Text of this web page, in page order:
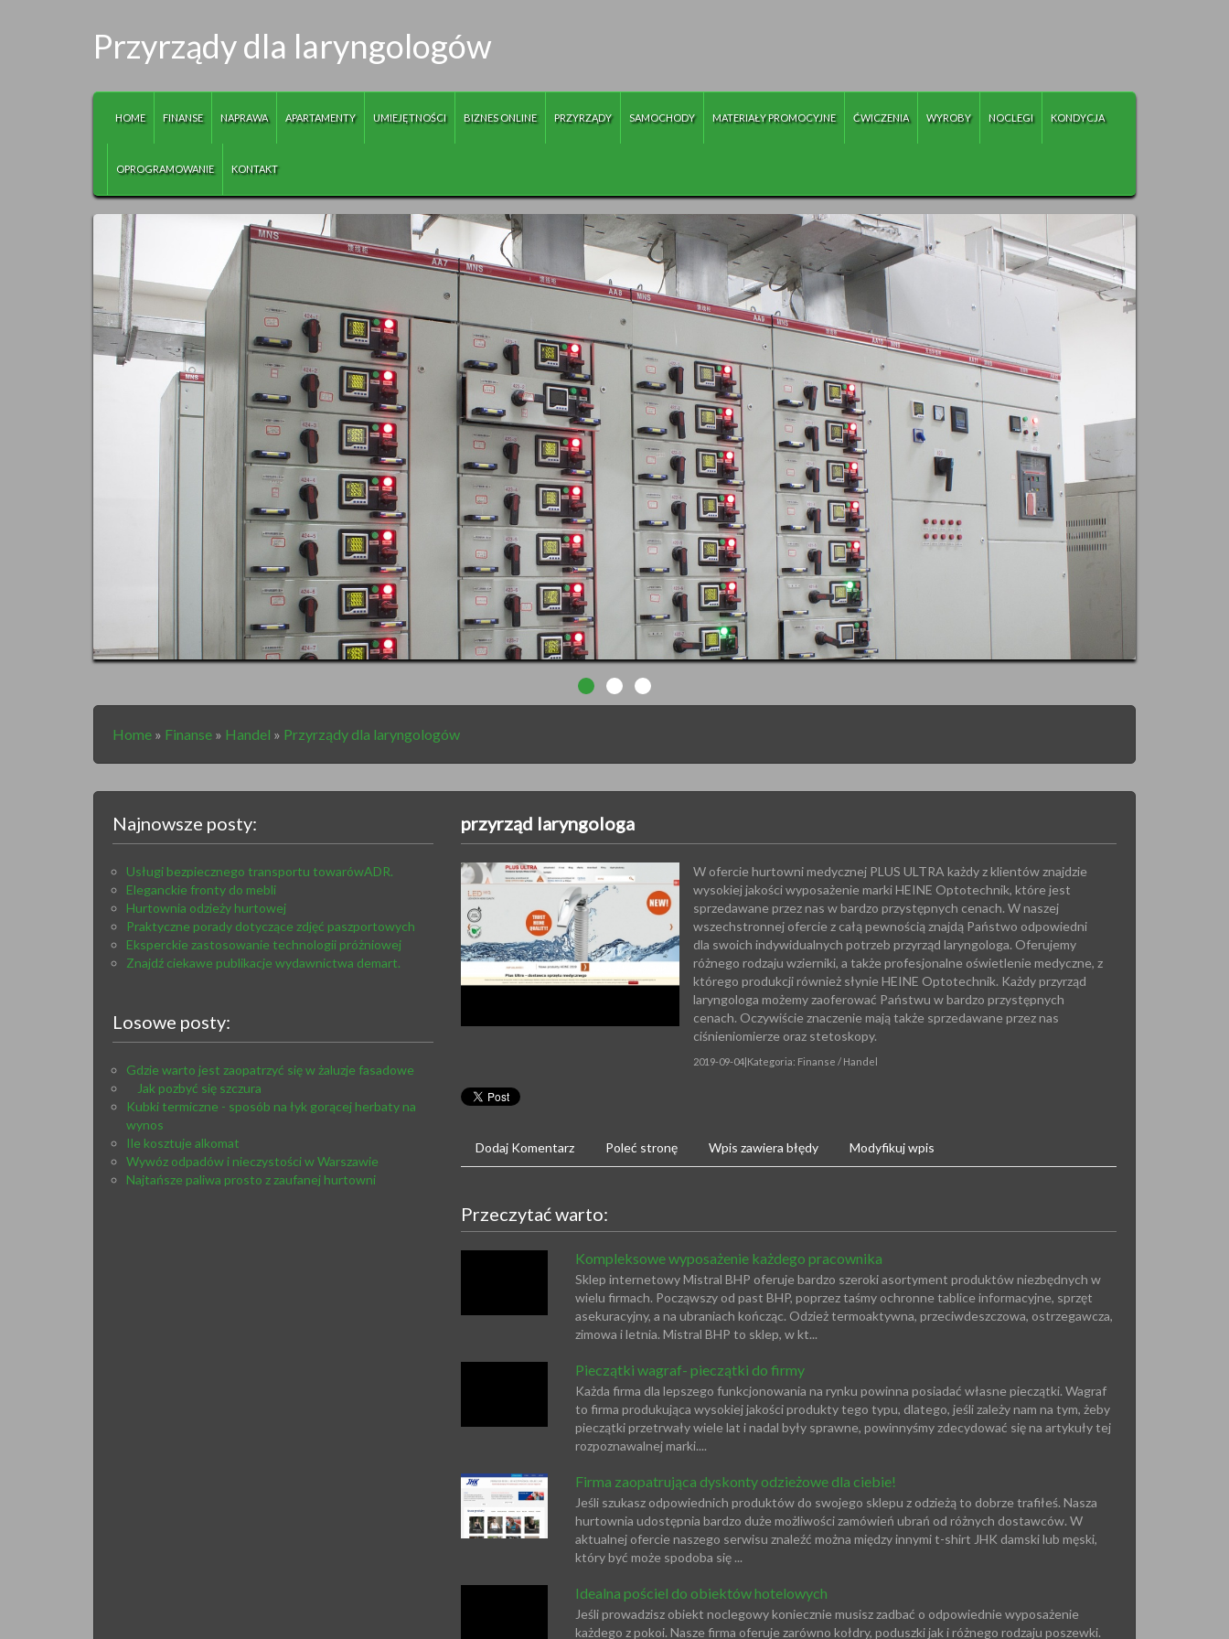
Przyrządy dla laryngologów
HOME FINANSE NAPRAWA APARTAMENTY UMIEJĘTNOŚCI BIZNES ONLINE PRZYRZĄDY SAMOCHODY MATERIAŁY PROMOCYJNE ĆWICZENIA WYROBY NOCLEGI KONDYCJA
OPROGRAMOWANIE KONTAKT
Home » Finanse » Handel » Przyrządy dla laryngologów
Najnowsze posty:
Usługi bezpiecznego transportu towarówADR.
Eleganckie fronty do mebli
Hurtownia odzieży hurtowej
Praktyczne porady dotyczące zdjęć paszportowych
Eksperckie zastosowanie technologii próżniowej
Znajdź ciekawe publikacje wydawnictwa demart.
Losowe posty:
Gdzie warto jest zaopatrzyć się w żaluzje fasadowe
Jak pozbyć się szczura
Kubki termiczne - sposób na łyk gorącej herbaty na
wynos
Ile kosztuje alkomat
Wywóz odpadów i nieczystości w Warszawie
Najtańsze paliwa prosto z zaufanej hurtowni
przyrząd laryngologa
W ofercie hurtowni medycznej PLUS ULTRA każdy z klientów znajdzie
wysokiej jakości wyposażenie marki HEINE Optotechnik, które jest
sprzedawane przez nas w bardzo przystępnych cenach. W naszej
wszechstronnej ofercie z całą pewnością znajdą Państwo odpowiedni
dla swoich indywidualnych potrzeb przyrząd laryngologa. Oferujemy
różnego rodzaju wzierniki, a także profesjonalne oświetlenie medyczne, z
którego produkcji również słynie HEINE Optotechnik. Każdy przyrząd
laryngologa możemy zaoferować Państwu w bardzo przystępnych
cenach. Oczywiście znaczenie mają także sprzedawane przez nas
ciśnieniomierze oraz stetoskopy.
2019-09-04|Kategoria: Finanse / Handel
Dodaj Komentarz Poleć stronę Wpis zawiera błędy Modyfikuj wpis
Przeczytać warto:
Kompleksowe wyposażenie każdego pracownika
Sklep internetowy Mistral BHP oferuje bardzo szeroki asortyment produktów niezbędnych w
wielu firmach. Począwszy od past BHP, poprzez taśmy ochronne tablice informacyjne, sprzęt
asekuracyjny, a na ubraniach kończąc. Odzież termoaktywna, przeciwdeszczowa, ostrzegawcza,
zimowa i letnia. Mistral BHP to sklep, w kt...
Pieczątki wagraf- pieczątki do firmy
Każda firma dla lepszego funkcjonowania na rynku powinna posiadać własne pieczątki. Wagraf
to firma produkująca wysokiej jakości produkty tego typu, dlatego, jeśli zależy nam na tym, żeby
pieczątki przetrwały wiele lat i nadal były sprawne, powinnyśmy zdecydować się na artykuły tej
rozpoznawalnej marki....
Firma zaopatrująca dyskonty odzieżowe dla ciebie!
Jeśli szukasz odpowiednich produktów do swojego sklepu z odzieżą to dobrze trafiłeś. Nasza
hurtownia udostępnia bardzo duże możliwości zamówień ubrań od różnych dostawców. W
aktualnej ofercie naszego serwisu znaleźć można między innymi t-shirt JHK damski lub męski,
który być może spodoba się ...
Idealna pościel do obiektów hotelowych
Jeśli prowadzisz obiekt noclegowy koniecznie musisz zadbać o odpowiednie wyposażenie
każdego z pokoi. Nasze firma oferuje zarówno kołdry, poduszki jak i różnego rodzaju poszewki.